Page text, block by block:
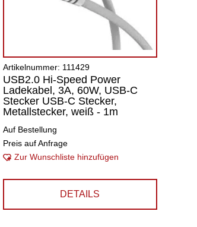
Artikelnummer: 111429
USB2.0 Hi-Speed Power
Ladekabel, 3A, 60W, USB-C
Stecker USB-C Stecker,
Metallstecker, weiß - 1m
Auf Bestellung
Preis auf Anfrage
Zur Wunschliste hinzufügen
DETAILS